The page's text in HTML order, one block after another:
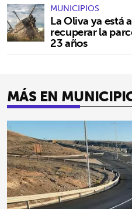
MUNICIPIOS
La Oliva ya está
recuperar la
23 años
MÁS EN